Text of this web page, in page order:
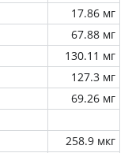
17.86 мг
67.88 мг
130.11 мг
127.3 мг
69.26 мг
258.9 мкг